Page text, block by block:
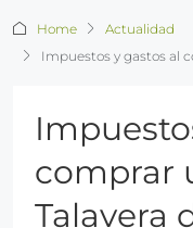
Home
Actualidad
Impuestos y gastos al
comprar
Talavera